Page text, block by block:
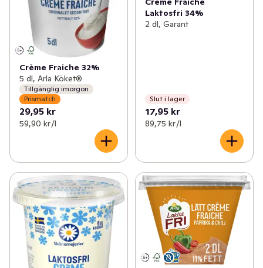
Crème Fraiche 32%
5 dl, Arla Köket®
Tillgänglig imorgon
Prismatch
29,95 kr
59,90 kr /l
Laktosfri 34%
2 dl, Garant
Slut i lager
17,95 kr
89,75 kr /l